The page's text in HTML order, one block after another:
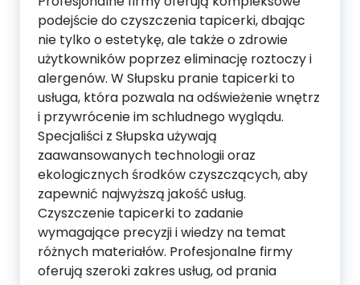
podejście do czyszczenia tapicerki, dbając
nie tylko o estetykę, ale także o zdrowie
użytkowników poprzez eliminację roztoczy i
alergenów. W Słupsku pranie tapicerki to
usługa, która pozwala na odświeżenie wnętrz
i przywrócenie im schludnego wyglądu.
Specjaliści z Słupska używają
zaawansowanych technologii oraz
ekologicznych środków czyszczących, aby
zapewnić najwyższą jakość usług.
Czyszczenie tapicerki to zadanie
wymagające precyzji i wiedzy na temat
różnych materiałów. Profesjonalne firmy
oferują szeroki zakres usług, od prania